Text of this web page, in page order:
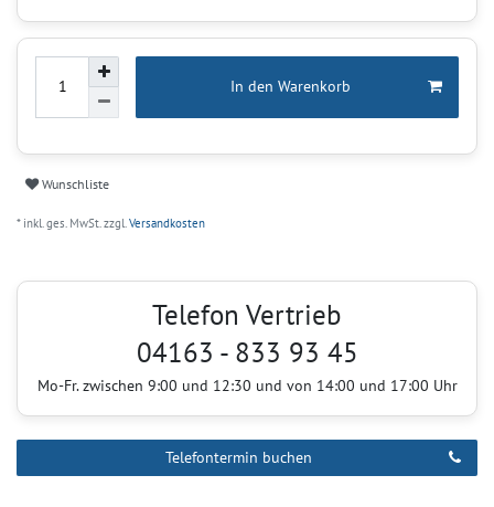
In den Warenkorb
Wunschliste
* inkl. ges. MwSt. zzgl.Versandkosten
Telefon Vertrieb
04163 - 833 93 45
Mo-Fr. zwischen 9:00 und 12:30 und von 14:00 und 17:00 Uhr
Telefontermin buchen